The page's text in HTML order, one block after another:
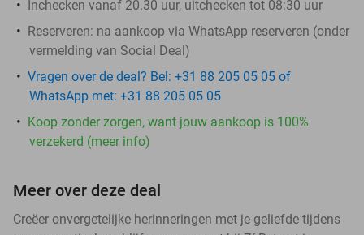
​Inchecken vanaf 20.30 uur, uitchecken tot 08:30 uur
Reserveren: na aankoop via WhatsApp reserveren (onder
vermelding van Social Deal)
Vragen over de deal? Bel: +31 88 205 05 05 of
WhatsApp met: +31 88 205 05 05
Koop zonder zorgen, want jouw aankoop is 100%
verzekerd (meer info)
Meer over deze deal
Creëer onvergetelijke herinneringen met je geliefde tijdens